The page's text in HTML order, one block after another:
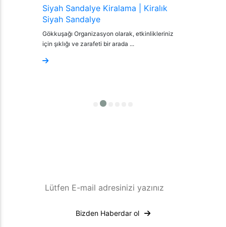
Siyah Sandalye Kiralama | Kiralık
Siyah Sandalye
Gökkuşağı Organizasyon olarak, etkinlikleriniz
için şıklığı ve zarafeti bir arada ...
Bizden Haberdar ol